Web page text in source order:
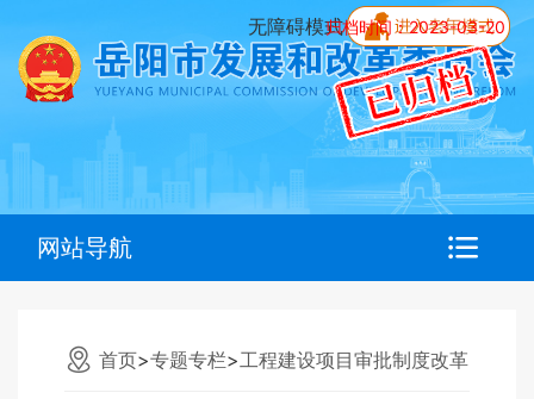
归档时间：2023-03-20
无障碍模式
网站导航
首页>专题专栏>工程建设项目审批制度改革